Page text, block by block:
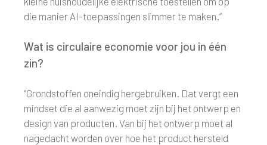
die manier AI-toepassingen slimmer te maken.”
Wat is circulaire economie voor jou in één
zin?
“Grondstoffen oneindig hergebruiken. Dat vergt een
mindset die al aanwezig moet zijn bij het ontwerp en
design van producten. Van bij het ontwerp moet al
nagedacht worden over hoe het product hersteld